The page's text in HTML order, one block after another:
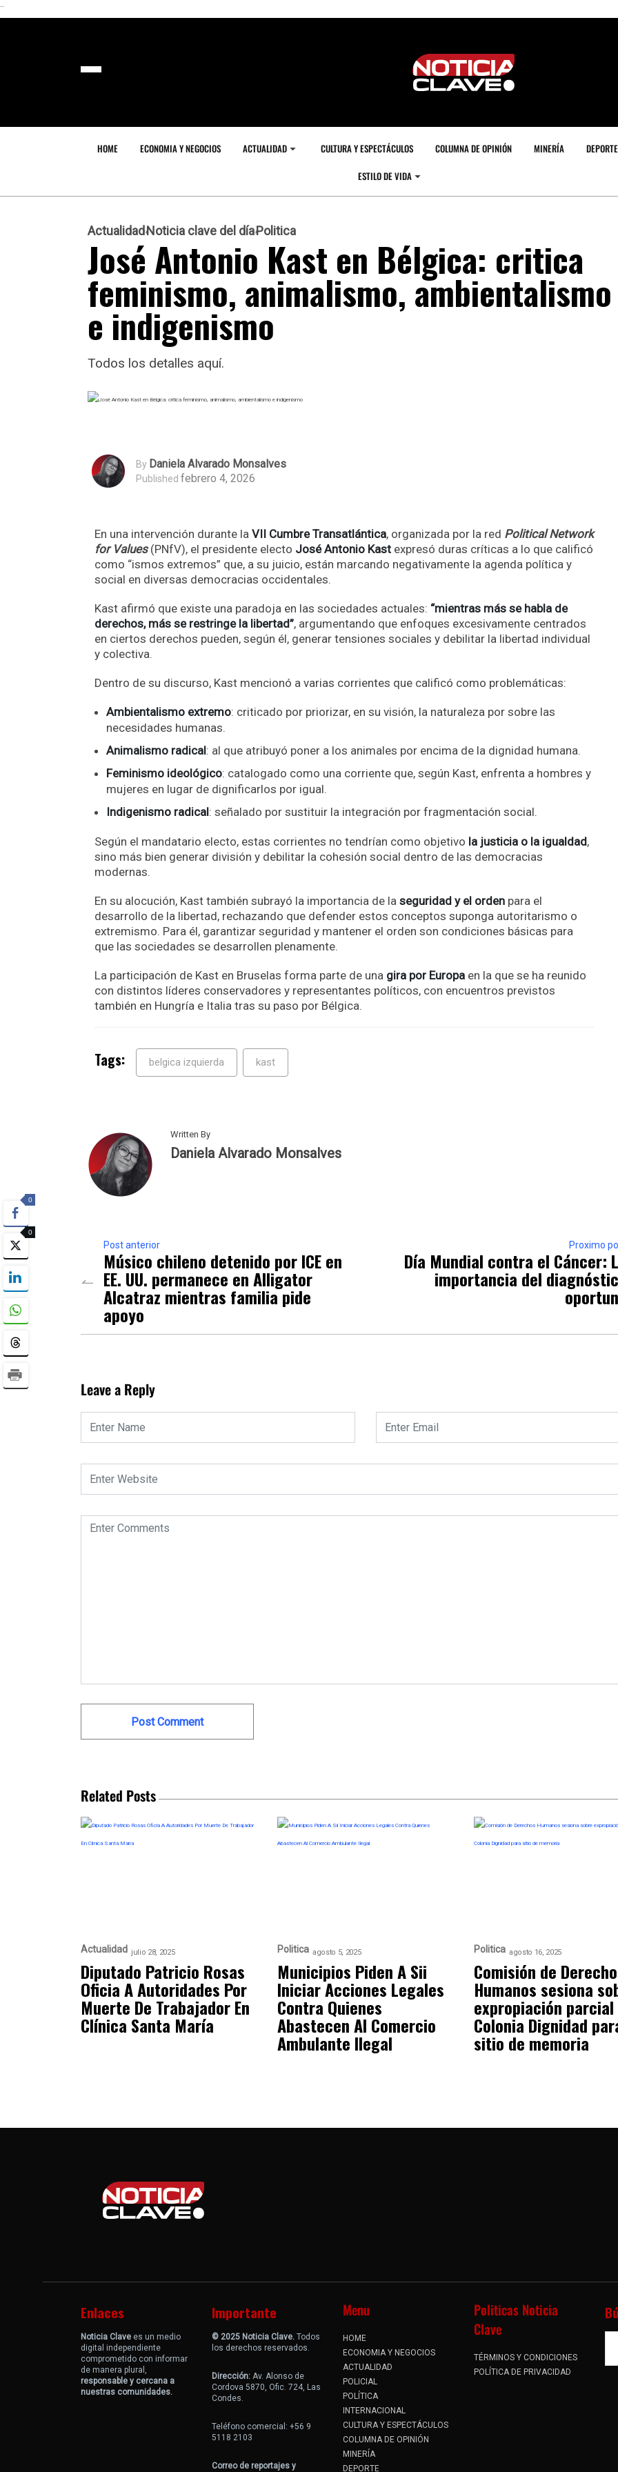
```
HOME ECONOMIA Y NEGOCIOS ACTUALIDAD CULTURA Y ESPECTÁCULOS COLUMNA DE OPINIÓN MINERÍA DEPORTE
ESTILO DE VIDA
ActualidadNoticia clave del díaPolitica
José Antonio Kast en Bélgica: critica
feminismo, animalismo, ambientalismo
e indigenismo
Todos los detalles aquí.
By Daniela Alvarado Monsalves
Published febrero 4, 2026
En una intervención durante la VII Cumbre Transatlántica, organizada por la red Political Network
for Values(PNfV), el presidente electo José Antonio Kast expresó duras críticas a lo que calificó
como “ismos extremos” que, a su juicio, están marcando negativamente la agenda política y
social en diversas democracias occidentales.
Kast afirmó que existe una paradoja en las sociedades actuales: “mientras más se habla de
derechos, más se restringe la libertad”, argumentando que enfoques excesivamente centrados
en ciertos derechos pueden, según él, generar tensiones sociales y debilitar la libertad individual
y colectiva.
Dentro de su discurso, Kast mencionó a varias corrientes que calificó como problemáticas:
Ambientalismo extremo: criticado por priorizar, en su visión, la naturaleza por sobre las
necesidades humanas.
Animalismo radical: al que atribuyó poner a los animales por encima de la dignidad humana.
Feminismo ideológico: catalogado como una corriente que, según Kast, enfrenta a hombres y
mujeres en lugar de dignificarlos por igual.
Indigenismo radical: señalado por sustituir la integración por fragmentación social.
Según el mandatario electo, estas corrientes no tendrían como objetivo la justicia o la igualdad,
sino más bien generar división y debilitar la cohesión social dentro de las democracias
modernas.
En su alocución, Kast también subrayó la importancia de la seguridad y el orden para el
desarrollo de la libertad, rechazando que defender estos conceptos suponga autoritarismo o
extremismo. Para él, garantizar seguridad y mantener el orden son condiciones básicas para
que las sociedades se desarrollen plenamente.
La participación de Kast en Bruselas forma parte de una gira por Europa en la que se ha reunido
con distintos líderes conservadores y representantes políticos, con encuentros previstos
también en Hungría e Italia tras su paso por Bélgica.
Tags: belgica izquierda kast
Written By
Daniela Alvarado Monsalves
Post anterior
Músico chileno detenido por ICE en
EE. UU. permanece en Alligator
Alcatraz mientras familia pide
apoyo
Proximo
Día Mundial contra el Cáncer:
importancia del
Leave a Reply
Related Posts
Actualidad julio 28, 2025
Diputado Patricio Rosas
Oficia A Autoridades Por
Muerte De Trabajador En
Clínica Santa María
Politica agosto 5, 2025
Municipios Piden A Sii
Iniciar Acciones Legales
Contra Quienes
Abastecen Al Comercio
Ambulante Ilegal
Politica agosto 16, 2025
Comisión de
Humanos sesiona
expropiación parcial
Colonia Dignidad
sitio de memoria
Enlaces
Noticia Clave es un medio
digital independiente
comprometido con informar
de manera plural,
responsable y cercana a
nuestras comunidades.
Importante
© 2025 Noticia Clave. Todos
los derechos reservados.
Dirección: Av. Alonso de
Cordova 5870, Ofic. 724, Las
Condes.
Teléfono comercial: +56 9
5118 2103
Correo de reportajes y
Menu
HOME
ECONOMIA Y NEGOCIOS
ACTUALIDAD
POLICIAL
POLÍTICA
INTERNACIONAL
CULTURA Y ESPECTÁCULOS
COLUMNA DE OPINIÓN
MINERÍA
DEPORTE
Politicas Noticia
Clave
TÉRMINOS Y CONDICIONES
POLÍTICA DE PRIVACIDAD
0
0